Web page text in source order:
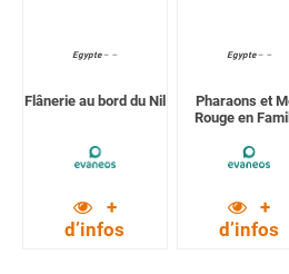
Egypte– –
Flânerie au bord du Nil
+
d’infos
Egypte– –
Pharaons et
Rouge en
+
d’infos